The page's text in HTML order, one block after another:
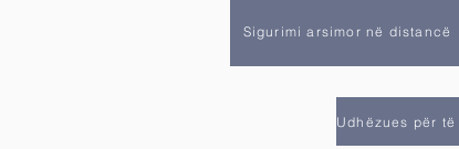
Sigurimi arsimor në distancë